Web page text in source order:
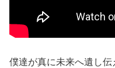
僕達が真に未来へ遺し伝